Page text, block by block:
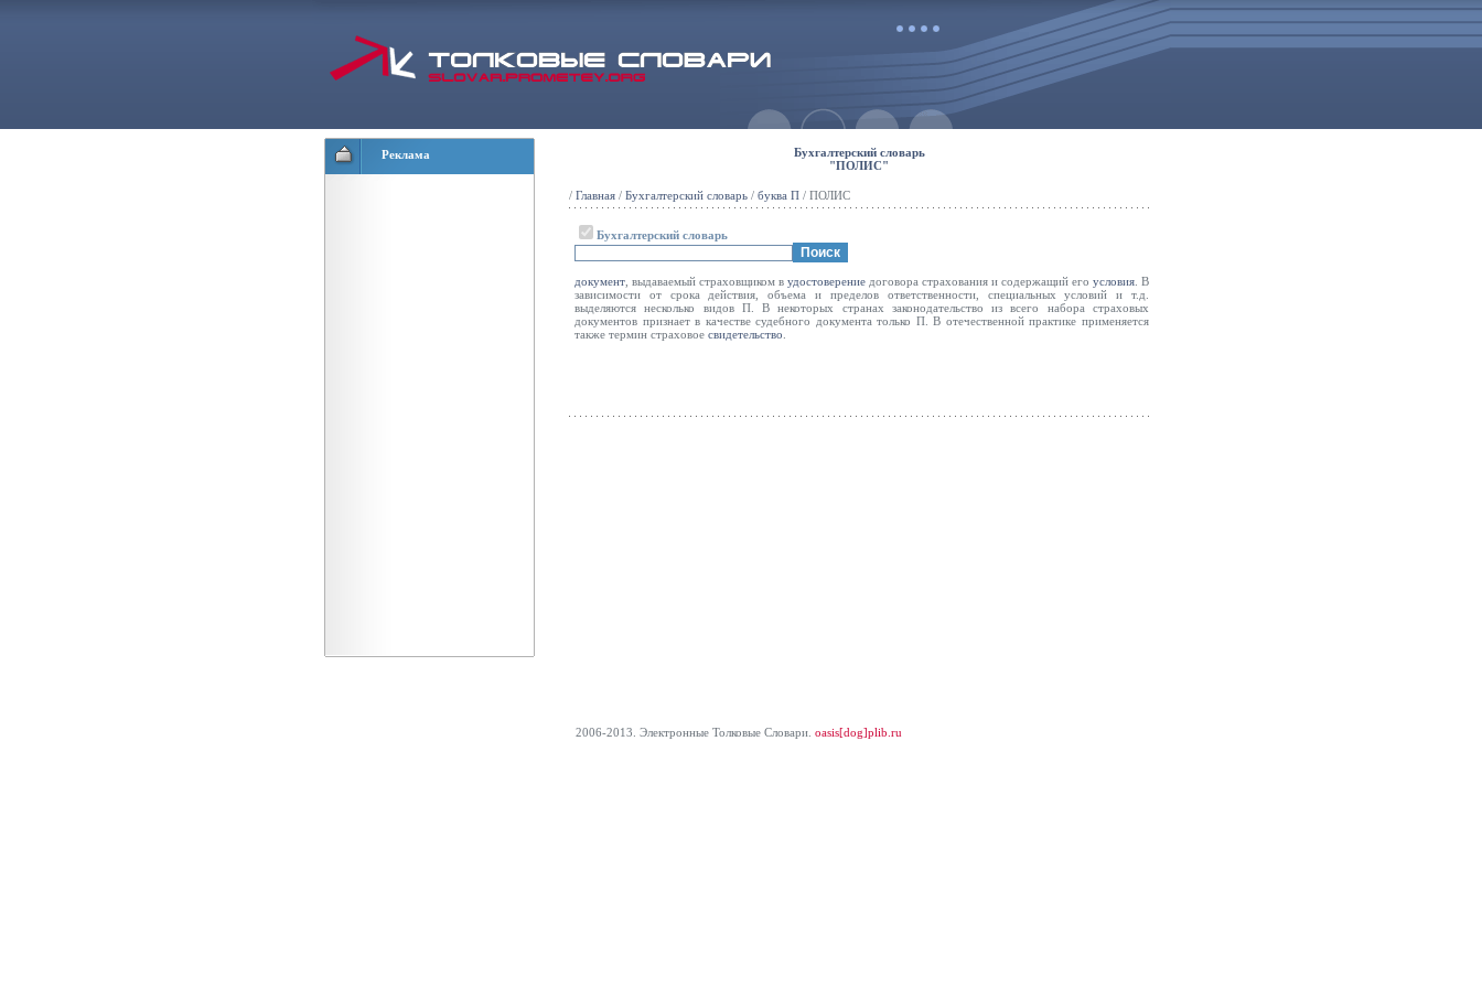
Реклама
Бухгалтерский словарь
"ПОЛИС"
/ Главная / Бухгалтерский словарь / буква П / ПОЛИС
Бухгалтерский словарь
документ , выдаваемый страховщиком в удостоверение договора страхования и содержащий его условия . В
зависимости от срока действия, объема и пределов ответственности, специальных условий и т.д.
выделяются несколько видов П. В некоторых странах законодательство из всего набора страховых
документов признает в качестве судебного документа только П. В отечественной практике применяется
также термин страховое свидетельство
2006-2013. Электронные Толковые Cловари. oasis[dog]plib.ru